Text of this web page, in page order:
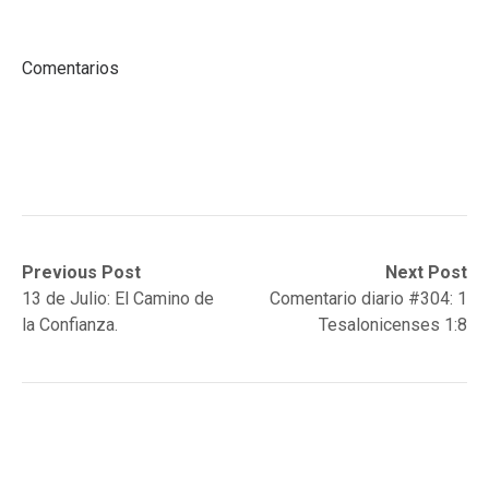
Comentarios
Post
navigation
Previous Post
Previous
post:13 de Julio: El Camino de
la Confianza.
Next Post
Next
post:
Comentario diario #304: 1
Tesalonicenses 1:8